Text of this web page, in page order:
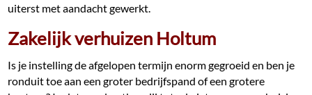
uiterst met aandacht gewerkt.
Zakelijk verhuizen Holtum
Is je instelling de afgelopen termijn enorm gegroeid en ben je
ronduit toe aan een groter bedrijfspand of een grotere